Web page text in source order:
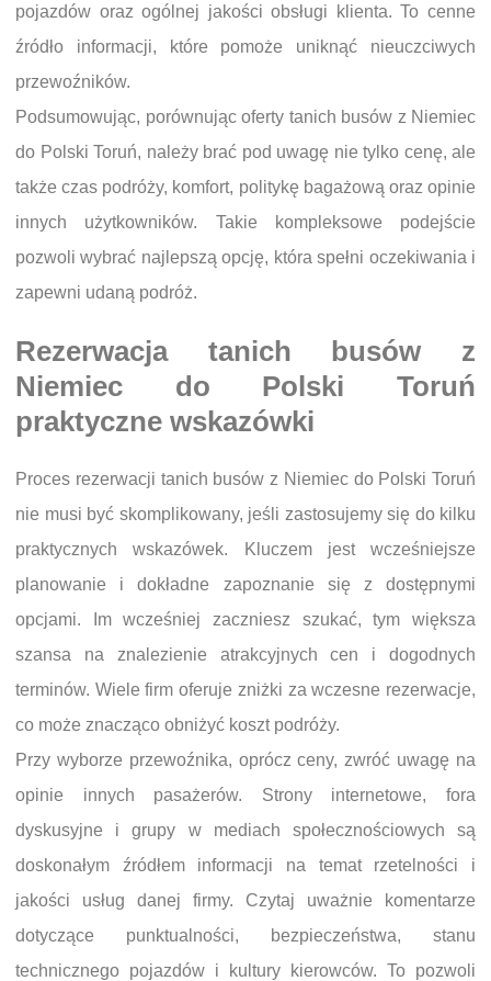
pojazdów oraz ogólnej jakości obsługi klienta. To cenne
źródło informacji, które pomoże uniknąć nieuczciwych
przewoźników.
Podsumowując, porównując oferty tanich busów z Niemiec
do Polski Toruń, należy brać pod uwagę nie tylko cenę, ale
także czas podróży, komfort, politykę bagażową oraz opinie
innych użytkowników. Takie kompleksowe podejście
pozwoli wybrać najlepszą opcję, która spełni oczekiwania i
zapewni udaną podróż.
Rezerwacja tanich busów z
Niemiec do Polski Toruń
praktyczne wskazówki
Proces rezerwacji tanich busów z Niemiec do Polski Toruń
nie musi być skomplikowany, jeśli zastosujemy się do kilku
praktycznych wskazówek. Kluczem jest wcześniejsze
planowanie i dokładne zapoznanie się z dostępnymi
opcjami. Im wcześniej zaczniesz szukać, tym większa
szansa na znalezienie atrakcyjnych cen i dogodnych
terminów. Wiele firm oferuje zniżki za wczesne rezerwacje,
co może znacząco obniżyć koszt podróży.
Przy wyborze przewoźnika, oprócz ceny, zwróć uwagę na
opinie innych pasażerów. Strony internetowe, fora
dyskusyjne i grupy w mediach społecznościowych są
doskonałym źródłem informacji na temat rzetelności i
jakości usług danej firmy. Czytaj uważnie komentarze
dotyczące punktualności, bezpieczeństwa, stanu
technicznego pojazdów i kultury kierowców. To pozwoli